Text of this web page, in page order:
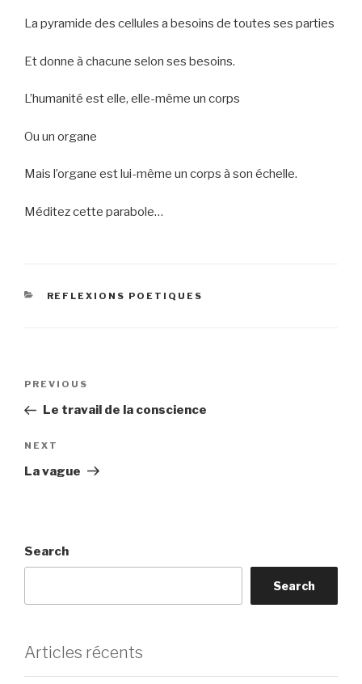
La pyramide des cellules a besoins de toutes ses parties
Et donne à chacune selon ses besoins.
L’humanité est elle, elle-même un corps
Ou un organe
Mais l’organe est lui-même un corps à son échelle.
Méditez cette parabole…
CATEGORIES
REFLEXIONS POETIQUES
Previous
Post
PREVIOUS
Le travail de la conscience
Next
Post
NEXT
La vague
Search
Search
Articles récents